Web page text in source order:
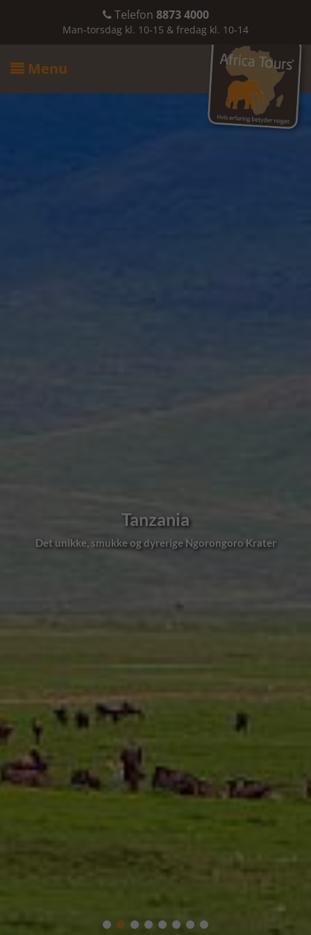
Telefon 8873 4000
Man-torsdag kl. 10-15 & fredag kl. 10-14
 Menu
Tanzania
Det unikke, smukke og dyrerige Ngorongoro Krater